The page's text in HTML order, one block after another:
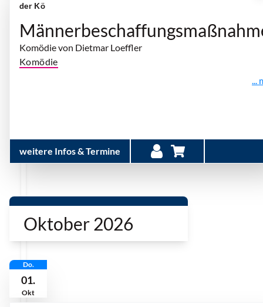
der Kö
Komödie von Dietmar Loeffler
Komödie
...
weitere Infos & Termine
Oktober 2026
Do.
01.
Okt